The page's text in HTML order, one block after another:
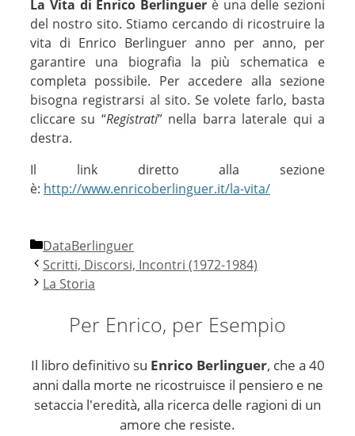
La Vita di Enrico Berlinguer è una delle sezioni
del nostro sito. Stiamo cercando di ricostruire la
vita di Enrico Berlinguer anno per anno, per
garantire una biografia la più schematica e
completa possibile. Per accedere alla sezione
bisogna registrarsi al sito. Se volete farlo, basta
cliccare su “Registrati” nella barra laterale qui a
destra.
Il link diretto alla sezione
è: http://www.enricoberlinguer.it/la-vita/
Categorie
DataBerlinguer
Scritti, Discorsi, Incontri (1972-1984)
La Storia
Per Enrico, per Esempio
Il libro definitivo su Enrico Berlinguer, che a 40
anni dalla morte ne ricostruisce il pensiero e ne
setaccia l'eredità, alla ricerca delle ragioni di un
amore che resiste.